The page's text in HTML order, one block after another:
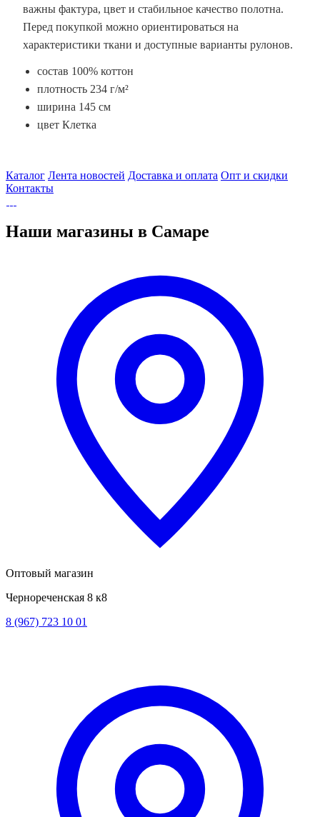
важны фактура, цвет и стабильное качество полотна.
Перед покупкой можно ориентироваться на
характеристики ткани и доступные варианты рулонов.
состав 100% коттон
плотность 234 г/м²
ширина 145 см
цвет Клетка
Каталог Лента новостей Доставка и оплата Опт и скидки
Контакты
Наши магазины в Самаре
Оптовый магазин
Чернореченская 8 к8
8 (967) 723 10 01